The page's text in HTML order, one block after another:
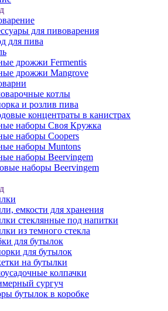
для пивоварения
для пива
дрожжи Fermentis
дрожжи Mangrove
котлы
и розлив пива
концентраты в канистрах
наборы Своя Кружка
наборы Coopers
наборы Muntons
наборы Beervingem
наборы Beervingem
емкости для хранения
стеклянные под напитки
из темного стекла
для бутылок
для бутылок
на бутылки
колпачки
сургуч
бутылок в коробке